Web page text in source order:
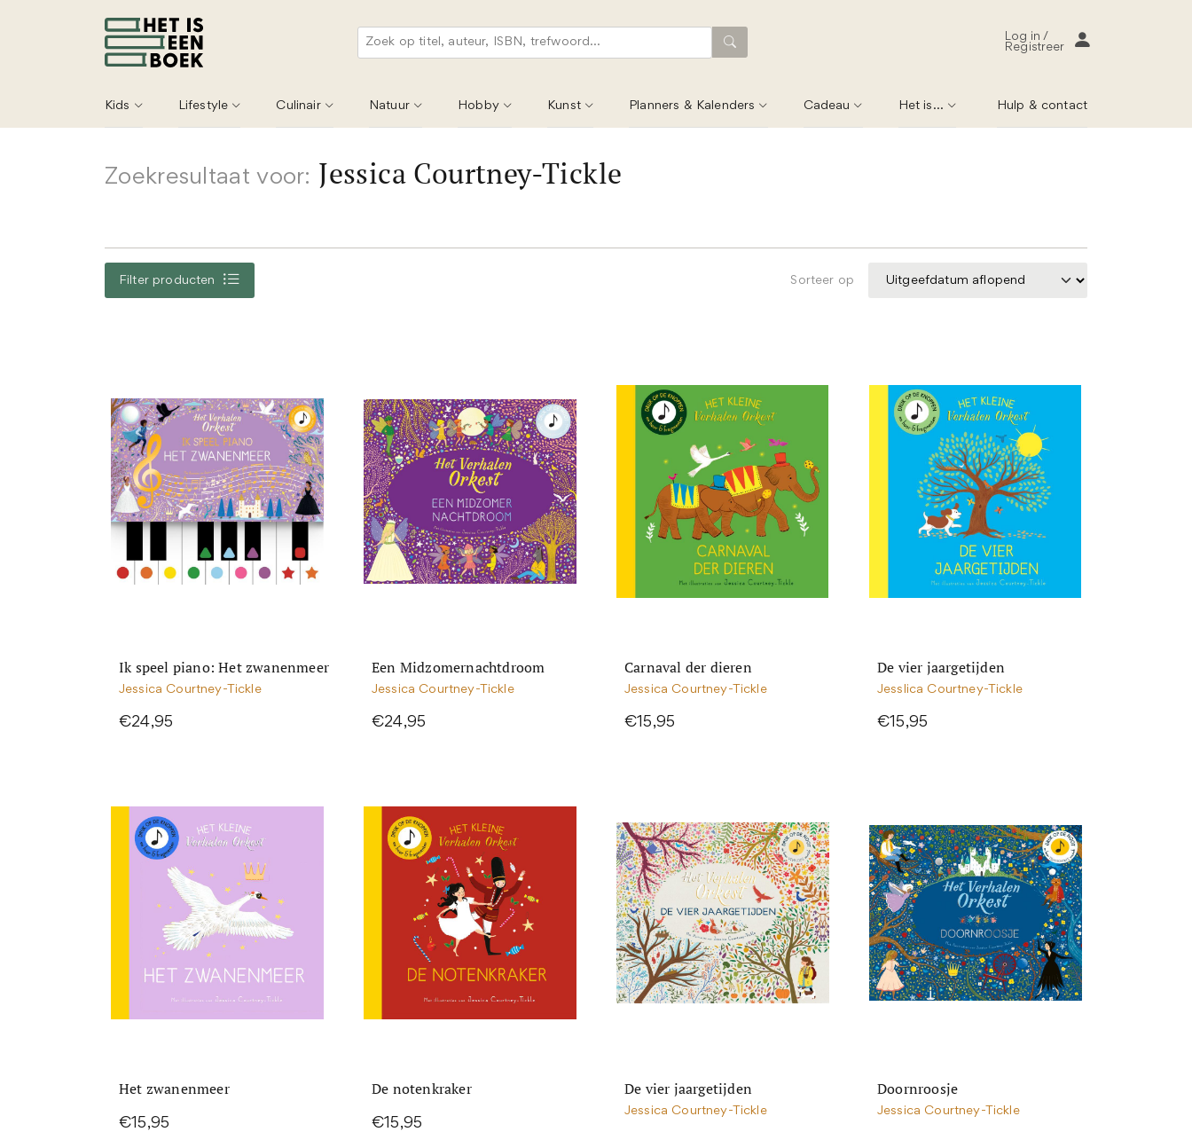
Log in /
Registreer
Kids Lifestyle Culinair Natuur Hobby Kunst Planners & Kalenders Cadeau Het is... Hulp & contact
Zoekresultaat voor: Jessica Courtney-Tickle
Filter producten Sorteer op
Ik speel piano: Het zwanenmeer
Jessica Courtney-Tickle
€24,95
Een Midzomernachtdroom
Jessica Courtney-Tickle
€24,95
Carnaval der dieren
Jessica Courtney-Tickle
€15,95
De vier jaargetijden
Jesslica Courtney-Tickle
€15,95
Het zwanenmeer
€15,95
De notenkraker
€15,95
De vier jaargetijden
Jessica Courtney-Tickle
Doornroosje
Jessica Courtney-Tickle